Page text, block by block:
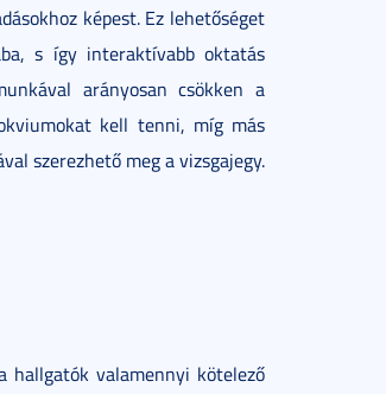
képest. Ez lehetőséget
s így interaktívabb oktatás
arányosan csökken a
kell tenni, míg más
szerezhető meg a vizsgajegy.
hallgatók valamennyi kötelező